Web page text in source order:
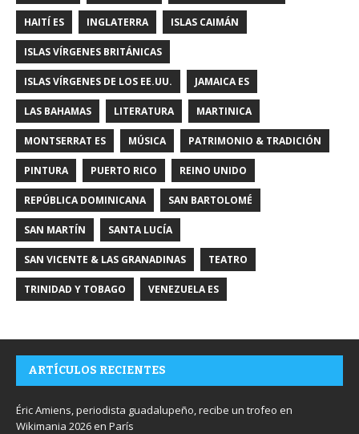
HAITÍ ES INGLATERRA ISLAS CAIMÁN
ISLAS VÍRGENES BRITÁNICAS
ISLAS VÍRGENES DE LOS EE.UU. JAMAICA ES
LAS BAHAMAS LITERATURA MARTINICA
MONTSERRAT ES MÚSICA PATRIMONIO & TRADICIÓN
PINTURA PUERTO RICO REINO UNIDO
REPÚBLICA DOMINICANA SAN BARTOLOMÉ
SAN MARTÍN SANTA LUCÍA
SAN VICENTE & LAS GRANADINAS TEATRO
TRINIDAD Y TOBAGO VENEZUELA ES
ARTÍCULOS RECIENTES
Éric Amiens, periodista guadalupeño, recibe un trofeo en
Wikimania 2026 en París